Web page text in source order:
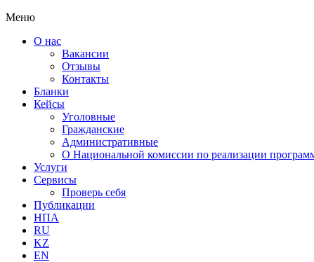
Меню
О нас
Вакансии
Отзывы
Контакты
Бланки
Кейсы
Уголовные
Гражданские
Административные
О Национальной комиссии по реализации
Услуги
Сервисы
Проверь себя
Публикации
НПА
RU
KZ
EN